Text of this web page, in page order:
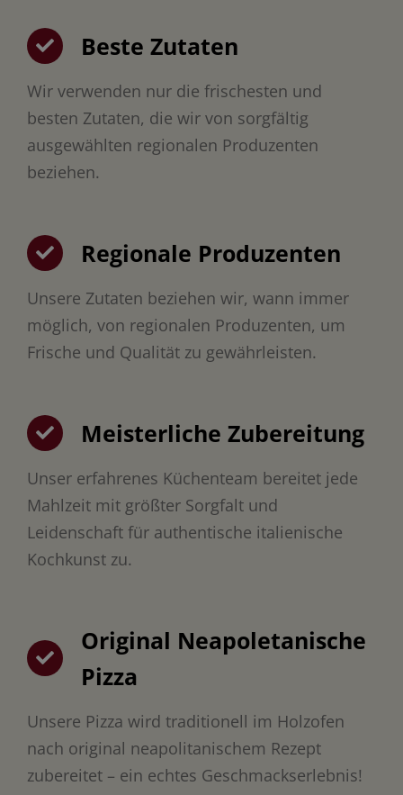
Beste Zutaten
Wir verwenden nur die frischesten und
besten Zutaten, die wir von sorgfältig
ausgewählten regionalen Produzenten
beziehen.
Regionale Produzenten
Unsere Zutaten beziehen wir, wann immer
möglich, von regionalen Produzenten, um
Frische und Qualität zu gewährleisten.
Meisterliche Zubereitung
Unser erfahrenes Küchenteam bereitet jede
Mahlzeit mit größter Sorgfalt und
Leidenschaft für authentische italienische
Kochkunst zu.
Original Neapoletanische
Pizza
Unsere Pizza wird traditionell im Holzofen
nach original neapolitanischem Rezept
zubereitet – ein echtes Geschmackserlebnis!